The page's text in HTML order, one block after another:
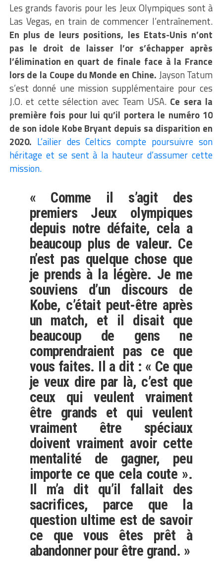
Les grands favoris pour les Jeux Olympiques sont à
Las Vegas, en train de commencer l’entraînement.
En plus de leurs positions, les Etats-Unis n’ont
pas le droit de laisser l’or s’échapper après
l’élimination en quart de finale face à la France
lors de la Coupe du Monde en Chine. Jayson Tatum
s’est donné une mission supplémentaire pour ces
J.O. et cette sélection avec Team USA. Ce sera la
première fois pour lui qu’il portera le numéro 10
de son idole Kobe Bryant depuis sa disparition en
2020. L’ailier des Celtics compte poursuivre son
héritage et se sent à la hauteur d’assumer cette
mission.
« Comme il s’agit des
premiers Jeux olympiques
depuis notre défaite, cela a
beaucoup plus de valeur. Ce
n’est pas quelque chose que
je prends à la légère. Je me
souviens d’un discours de
Kobe, c’était peut-être après
un match, et il disait que
beaucoup de gens ne
comprendraient pas ce que
vous faites. Il a dit : « Ce que
je veux dire par là, c’est que
ceux qui veulent vraiment
être grands et qui veulent
vraiment être spéciaux
doivent vraiment avoir cette
mentalité de gagner, peu
importe ce que cela coute ».
Il m’a dit qu’il fallait des
sacrifices, parce que la
question ultime est de savoir
ce que vous êtes prêt à
abandonner pour être grand. »